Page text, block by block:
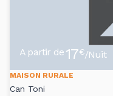
A partir de 17€/Nuit
MAISON RURALE
Can Toni